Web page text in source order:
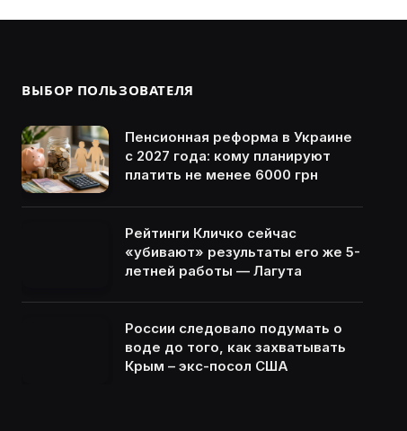
ВЫБОР ПОЛЬЗОВАТЕЛЯ
Пенсионная реформа в Украине
с 2027 года: кому планируют
платить не менее 6000 грн
Рейтинги Кличко сейчас
«убивают» результаты его же 5-
летней работы — Лагута
России следовало подумать о
воде до того, как захватывать
Крым – экс-посол США